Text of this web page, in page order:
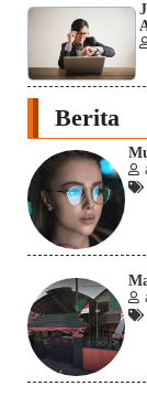
Berita